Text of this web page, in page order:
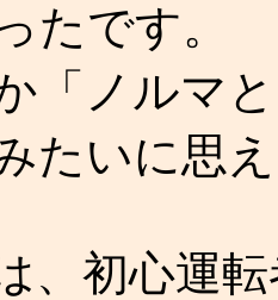
たです。
「ノルマ
たいに思
、初心運